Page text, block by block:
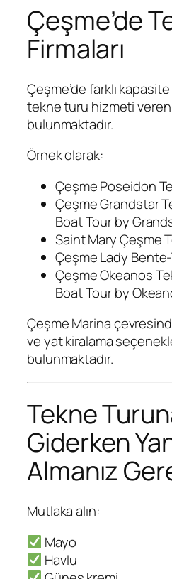
Çeşme’de
Firmaları
Çeşme’de farklı
tekne turu hizmeti
bulunmaktadır.
Örnek olarak:
Çeşme Poseidon
Çeşme Grandstar
Boat Tour by
Saint Mary Çeşme
Çeşme Lady
Çeşme Okeanos
Boat Tour by
Çeşme Marina
ve yat kiralama
bulunmaktadır.
Tekne
Giderken
Almanız
Mutlaka alın:
Mayo
Havlu